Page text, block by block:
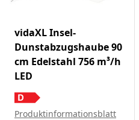
vidaXL Insel-
Dunstabzugshaube 90
cm Edelstahl 756 m³/h
LED
Produktinformationsblatt